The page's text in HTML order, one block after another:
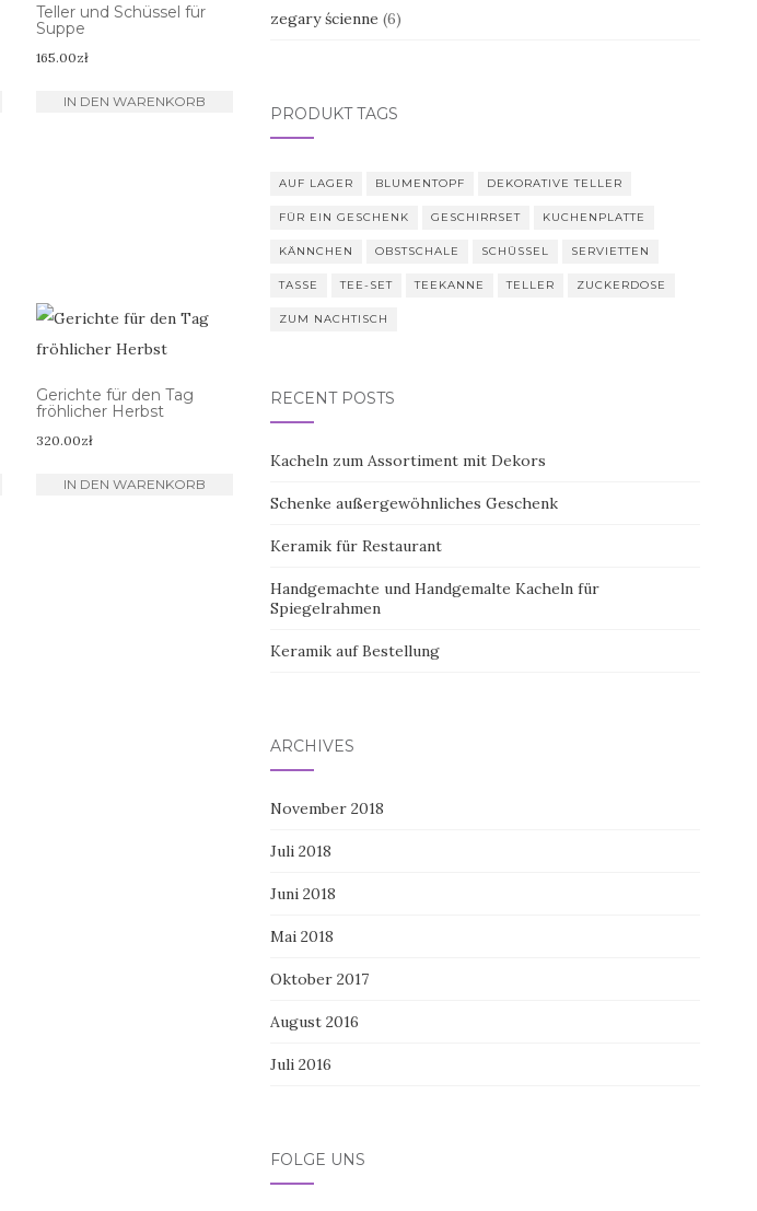
Teller und Schüssel für
Suppe
165.00zł
IN DEN WARENKORB
Gerichte für den Tag
fröhlicher Herbst
320.00zł
IN DEN WARENKORB
zegary ścienne (6)
PRODUKT TAGS
AUF LAGER BLUMENTOPF DEKORATIVE TELLER
FÜR EIN GESCHENK GESCHIRRSET KUCHENPLATTE
KÄNNCHEN OBSTSCHALE SCHÜSSEL SERVIETTEN
TASSE TEE-SET TEEKANNE TELLER ZUCKERDOSE
ZUM NACHTISCH
RECENT POSTS
Kacheln zum Assortiment mit Dekors
Schenke außergewöhnliches Geschenk
Keramik für Restaurant
Handgemachte und Handgemalte Kacheln für
Spiegelrahmen
Keramik auf Bestellung
ARCHIVES
November 2018
Juli 2018
Juni 2018
Mai 2018
Oktober 2017
August 2016
Juli 2016
FOLGE UNS